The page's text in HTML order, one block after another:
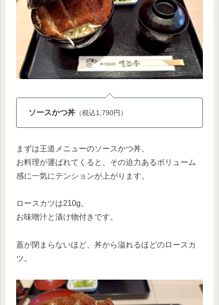
ソースかつ丼 （税込1,790円）
まずは王道メニューのソースかつ丼。
お料理が運ばれてくると、その迫力あるボリューム
感に一気にテンションが上がります。
ロースカツは210g。
お味噌汁と漬け物付きです。
蓋が閉まらないほど、丼から溢れるほどのロースカ
ツ。